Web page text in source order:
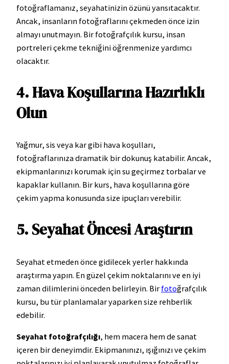
fotoğraflamanız, seyahatinizin özünü yansıtacaktır.
Ancak, insanların fotoğraflarını çekmeden önce izin
almayı unutmayın. Bir fotoğrafçılık kursu, insan
portreleri çekme tekniğini öğrenmenize yardımcı
olacaktır.
4. Hava Koşullarına Hazırlıklı
Olun
Yağmur, sis veya kar gibi hava koşulları,
fotoğraflarınıza dramatik bir dokunuş katabilir. Ancak,
ekipmanlarınızı korumak için su geçirmez torbalar ve
kapaklar kullanın. Bir kurs, hava koşullarına göre
çekim yapma konusunda size ipuçları verebilir.
5. Seyahat Öncesi Araştırın
Seyahat etmeden önce gidilecek yerler hakkında
araştırma yapın. En güzel çekim noktalarını ve en iyi
zaman dilimlerini önceden belirleyin. Bir fotoğrafçılık
kursu, bu tür planlamalar yaparken size rehberlik
edebilir.
Seyahat fotoğrafçılığı, hem macera hem de sanat
içeren bir deneyimdir. Ekipmanınızı, ışığınızı ve çekim